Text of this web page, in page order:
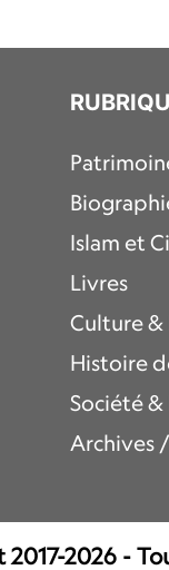
Islam et
Livres
Culture &
Histoire
Société
Archives
2026 -